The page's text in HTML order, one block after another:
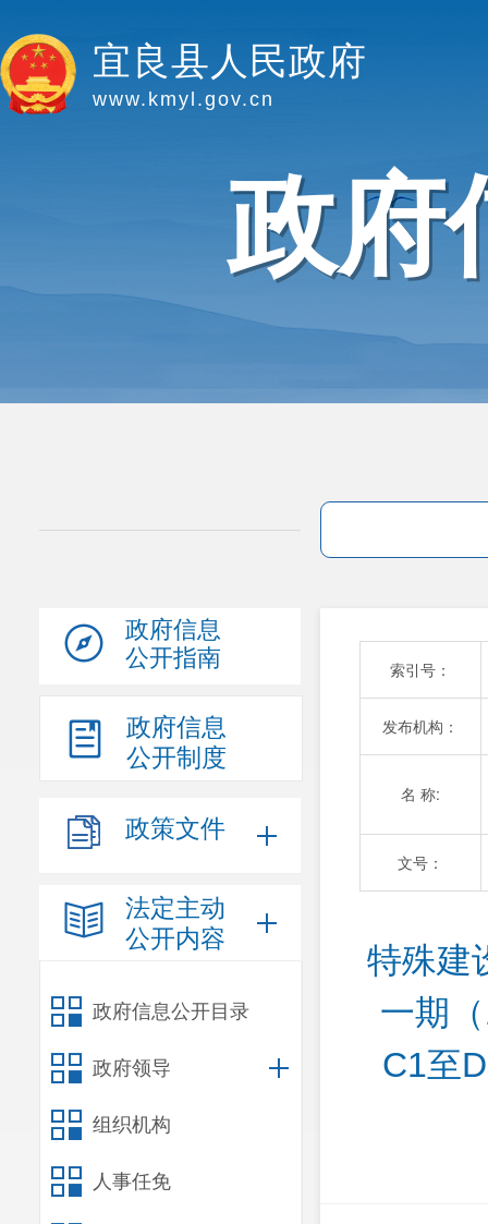
宜良县人民政府
www.kmyl.gov.cn
政府
政府信息
公开指南
政府信息
公开制度
政策文件
法定主动
公开内容
政府信息公开目录
政府领导
组织机构
人事任免
索引号：
发布机构：
名 称:
文号：
特殊建
一期
C1至